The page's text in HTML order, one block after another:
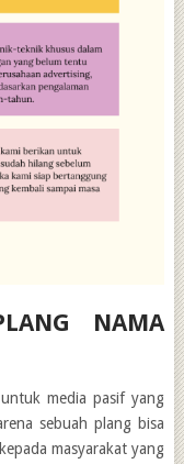
NAMA
media pasif yang
sebuah plang bisa
masyarakat yang